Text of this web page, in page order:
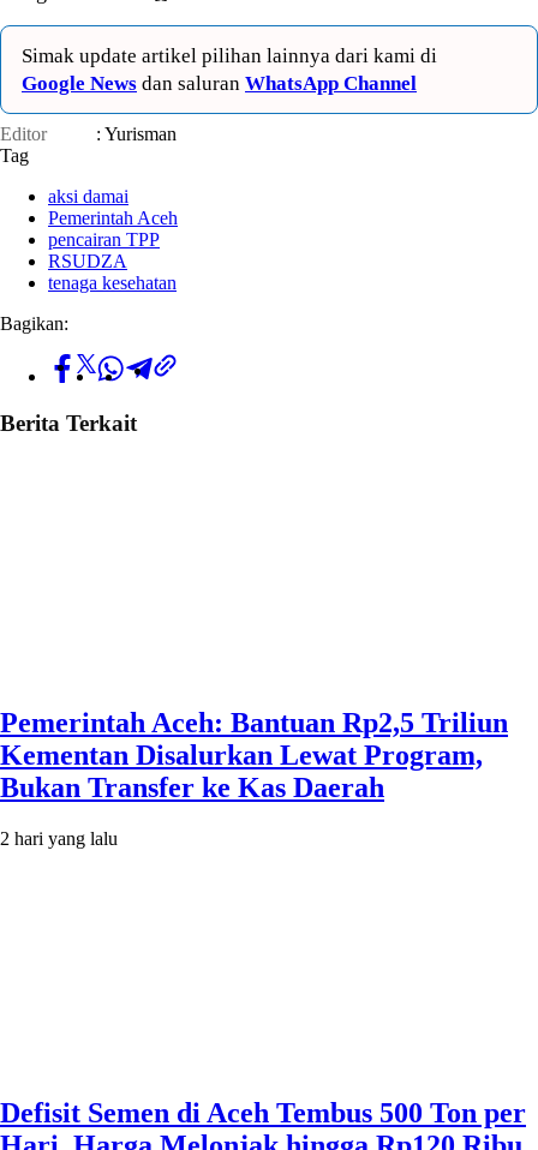
Simak update artikel pilihan lainnya dari kami di
Google News dan saluran WhatsApp Channel
Editor
: Yurisman
Tag
aksi damai
Pemerintah Aceh
pencairan TPP
RSUDZA
tenaga kesehatan
Bagikan:
Berita Terkait
Pemerintah Aceh: Bantuan Rp2,5 Triliun
Kementan Disalurkan Lewat Program,
Bukan Transfer ke Kas Daerah
2 hari yang lalu
Defisit Semen di Aceh Tembus 500 Ton per